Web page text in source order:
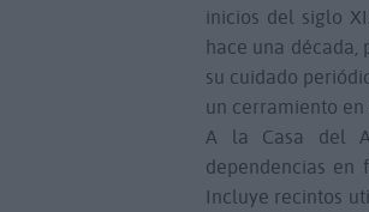
inicios del siglo
hace una
su cuidado
un cerramiento
A la Casa del
dependencias en
Incluye recintos